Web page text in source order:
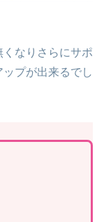
なりさらにサポ
プが出来るでし